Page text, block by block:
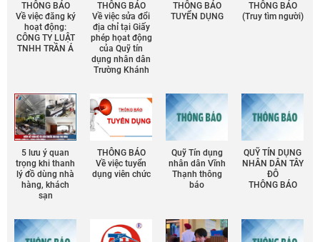
THÔNG BÁO
Về việc đăng ký
hoạt động:
CÔNG TY LUẬT
TNHH TRẦN Á
THÔNG BÁO
Về việc sửa đổi
địa chỉ tại Giấy
phép họat động
của Quỹ tín
dụng nhân dân
Trường Khánh
THÔNG BÁO
TUYỂN DỤNG
THÔNG BÁO
(Truy tìm người)
5 lưu ý quan
trọng khi thanh
lý đồ dùng nhà
hàng, khách
sạn
THÔNG BÁO
Về việc tuyển
dụng viên chức
Quỹ Tín dụng
nhân dân Vĩnh
Thạnh thông
báo
QUỸ TÍN DỤNG
NHÂN DÂN TÂY
ĐÔ
THÔNG BÁO